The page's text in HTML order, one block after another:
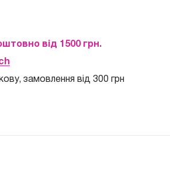
від 1500 грн.
замовлення від 300 грн